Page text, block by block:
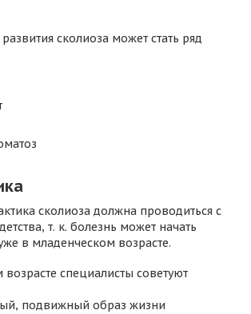
сколиоза может стать ряд
сколиоза должна проводиться с
т. к. болезнь может начать
в младенческом возрасте.
специалисты советуют
подвижный образ жизни